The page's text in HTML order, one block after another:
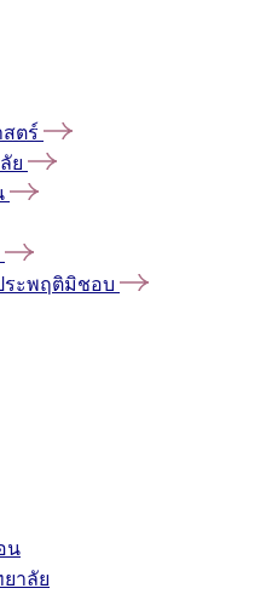
ตร์
ย
ระพฤติมิชอบ
น
าลัย